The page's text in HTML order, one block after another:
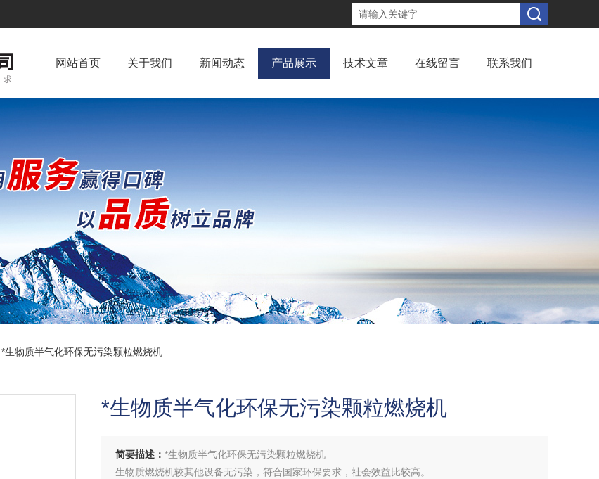
网站首页 关于我们 新闻动态 产品展示 技术文章 在线留言 联系我们
生物质半气化环保无污染颗粒燃烧机
*生物质半气化环保无污染颗粒燃烧机
简要描述： *生物质半气化环保无污染颗粒燃烧机
生物质燃烧机较其他设备无污染，符合国家环保要求，社会效益比较高。